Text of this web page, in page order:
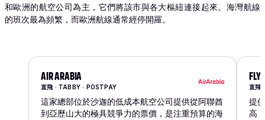
和歐洲的航空公司為主，它們將該市與各大樞紐連接起來。海灣航線
的班次最為頻繁，而歐洲航線通常經停開羅。
AIR ARABIA
直飛 · TABBY · POSTPAY
這家總部位於沙迦的低成本航空公司提供從阿聯酋
到亞歷山大的極具競爭力的票價，是注重預算的海
直飛
提
高